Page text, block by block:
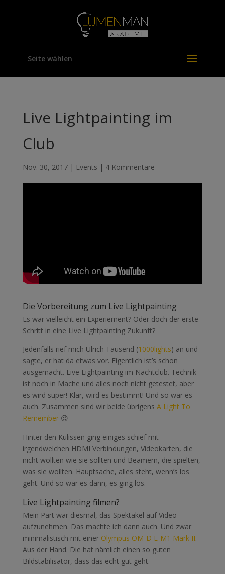
Seite wählen
Live Lightpainting im
Club
Nov. 30, 2017| Events | 4 Kommentare
Die Vorbereitung zum Live Lightpainting
Es war vielleicht ein Experiement? Oder doch der erste
Schritt in eine Live Lightpainting Zukunft?
Jedenfalls rief mich Ulrich Tausend (1000lights) an und
sagte, er hat da etwas vor. Eigentlich ist’s schon
ausgemacht. Live Lightpainting im Nachtclub. Technik
ist noch in Mache und alles noch nicht getestet, aber
es wird super! Klar, wird es bestimmt! Und so war es
auch. Zusammen sind wir beide übrigens A Light To
Remember😉
Hinter den Kulissen ging einiges schief mit
irgendwelchen HDMI Verbindungen, Videokarten, die
nicht wollten wie sie sollten und Beamern, die spielten,
was sie wollten. Hauptsache, alles steht, wenn’s los
geht. Und so war es dann, es ging los.
Live Lightpainting filmen?
Mein Part war diesmal, das Spektakel auf Video
aufzunehmen. Das machte ich dann auch. Und zwar
minimalistisch mit einer Olympus OM-D E-M1 Mark II.
Aus der Hand. Die hat nämlich einen so guten
Bildstabilisator, dass das echt gut geht.